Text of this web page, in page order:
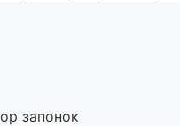
запонок